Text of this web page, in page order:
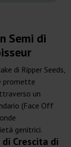
Semi di
di Ripper Seeds,
promette
un
(Face Off
genitrici.
Crescita di